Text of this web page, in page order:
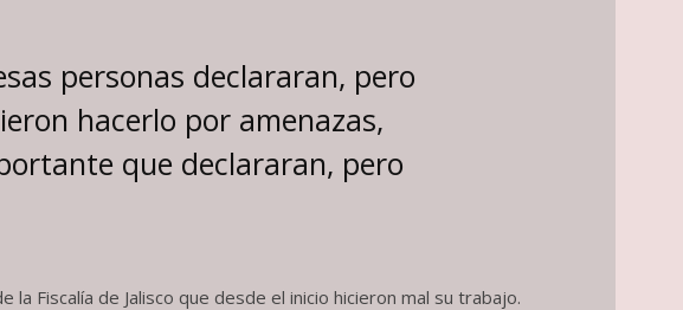
personas declararan, pero
hacerlo por amenazas,
que declararan, pero
Fiscalía de Jalisco que desde el inicio hicieron mal su trabajo.